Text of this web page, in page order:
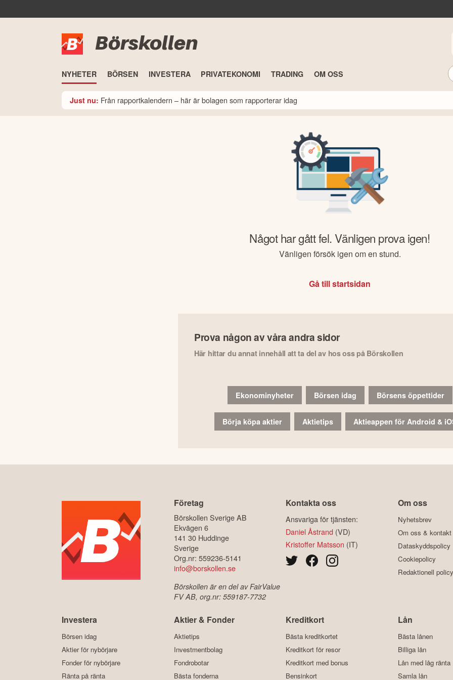
Börskollen
NYHETER BÖRSEN INVESTERA PRIVATEKONOMI TRADING OM OSS
Just nu: Från rapportkalendern – här är bolagen som rapporterar idag
Något har gått fel. Vänligen prova igen!
Vänligen försök igen om en stund.
Gå till startsidan
Prova någon av våra andra sidor
Här hittar du annat innehåll att ta del av hos oss på Börskollen
Ekonominyheter Börsen idag Börsens öppettider
Börja köpa aktier Aktietips Aktieappen för Android &
Företag
Börskollen Sverige AB
Ekvägen 6
141 30 Huddinge
Sverige
Org.nr: 559236-5141
info@borskollen.se
Börskollen är en del av FairValue
FV AB, org.nr: 559187-7732
Kontakta oss
Ansvariga för tjänsten:
Daniel Åstrand (VD)
Kristoffer Matsson (IT)
Om oss
Nyhetsbrev
Om oss & kontakt
Dataskyddspolicy
Cookiepolicy
Redaktionell policy
Investera
Börsen idag
Aktier för nybörjare
Fonder för nybörjare
Ränta på ränta
Aktier & Fonder
Aktietips
Investmentbolag
Fondrobotar
Bästa fonderna
Kreditkort
Bästa kreditkortet
Kreditkort för resor
Kreditkort med bonus
Bensinkort
Lån
Bästa lånen
Billiga lån
Lån med låg ränta
Samla lån